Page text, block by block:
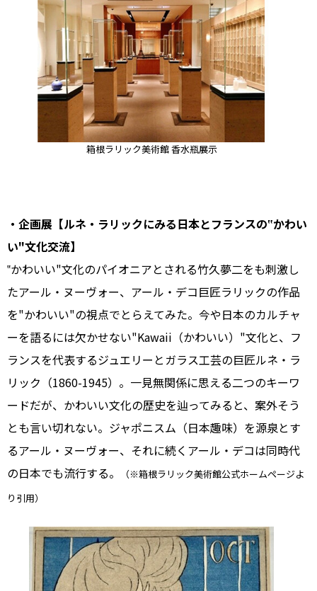
箱根ラリック美術館 香水瓶展示
・企画展【ルネ・ラリックにみる日本とフランスの‟かわい
い"文化交流】
‟かわいい"文化のパイオニアとされる竹久夢二をも刺激し
たアール・ヌーヴォー、アール・デコ巨匠ラリックの作品
を"かわいい"の視点でとらえてみた。今や日本のカルチャ
ーを語るには欠かせない"Kawaii（かわいい）"文化と、フ
ランスを代表するジュエリーとガラス工芸の巨匠ルネ・ラ
リック（1860-1945）。一見無関係に思える二つのキーワ
ードだが、かわいい文化の歴史を辿ってみると、案外そう
とも言い切れない。ジャポニスム（日本趣味）を源泉とす
るアール・ヌーヴォー、それに続くアール・デコは同時代
の日本でも流行する。
（※箱根ラリック美術館公式ホームページよ
り引用）